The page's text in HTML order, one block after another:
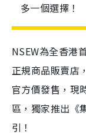
多一個選擇！
NSEW為全香港
正規商品販賣店
官方價發售，現
區，獨家推出《
引！